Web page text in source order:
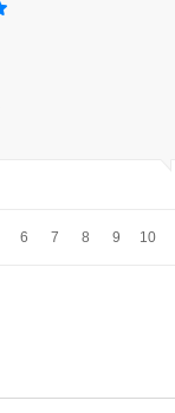
6 7 8 9 10